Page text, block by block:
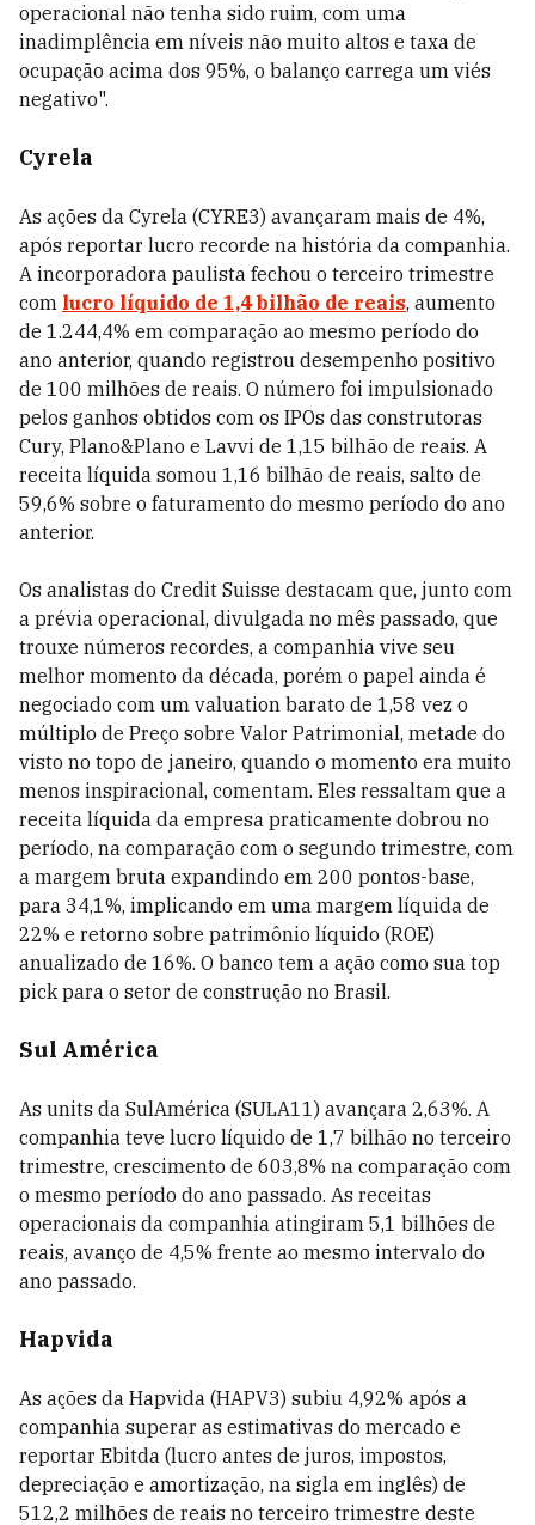
operacional não tenha sido ruim, com uma
inadimplência em níveis não muito altos e taxa de
ocupação acima dos 95%, o balanço carrega um viés
negativo".
Cyrela
As ações da Cyrela (CYRE3) avançaram mais de 4%,
após reportar lucro recorde na história da companhia.
A incorporadora paulista fechou o terceiro trimestre
com lucro líquido de 1,4 bilhão de reais, aumento
de 1.244,4% em comparação ao mesmo período do
ano anterior, quando registrou desempenho positivo
de 100 milhões de reais. O número foi impulsionado
pelos ganhos obtidos com os IPOs das construtoras
Cury, Plano&Plano e Lavvi de 1,15 bilhão de reais. A
receita líquida somou 1,16 bilhão de reais, salto de
59,6% sobre o faturamento do mesmo período do ano
anterior.
Os analistas do Credit Suisse destacam que, junto com
a prévia operacional, divulgada no mês passado, que
trouxe números recordes, a companhia vive seu
melhor momento da década, porém o papel ainda é
negociado com um valuation barato de 1,58 vez o
múltiplo de Preço sobre Valor Patrimonial, metade do
visto no topo de janeiro, quando o momento era muito
menos inspiracional, comentam. Eles ressaltam que a
receita líquida da empresa praticamente dobrou no
período, na comparação com o segundo trimestre, com
a margem bruta expandindo em 200 pontos-base,
para 34,1%, implicando em uma margem líquida de
22% e retorno sobre patrimônio líquido (ROE)
anualizado de 16%. O banco tem a ação como sua top
pick para o setor de construção no Brasil.
Sul América
As units da SulAmérica (SULA11) avançara 2,63%. A
companhia teve lucro líquido de 1,7 bilhão no terceiro
trimestre, crescimento de 603,8% na comparação com
o mesmo período do ano passado. As receitas
operacionais da companhia atingiram 5,1 bilhões de
reais, avanço de 4,5% frente ao mesmo intervalo do
ano passado.
Hapvida
As ações da Hapvida (HAPV3) subiu 4,92% após a
companhia superar as estimativas do mercado e
reportar Ebitda (lucro antes de juros, impostos,
depreciação e amortização, na sigla em inglês) de
512,2 milhões de reais no terceiro trimestre deste